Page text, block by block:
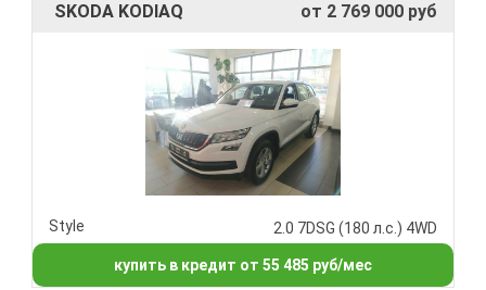
SKODA KODIAQ от 2 769 000 руб
Style 2.0 7DSG (180 л.с.) 4WD
купить в кредит от 55 485 руб/мес